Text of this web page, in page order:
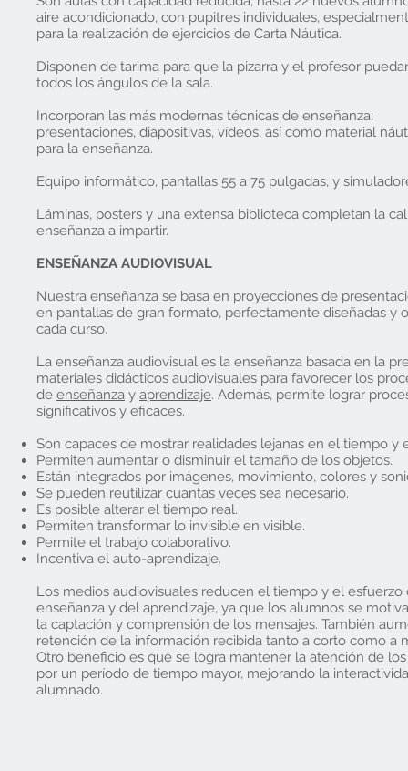
aire acondicionado, con pupitres individuales,
para la realización de ejercicios de Carta Náutica.
Disponen de tarima para que la pizarra y el profesor
todos los ángulos de la sala.
Incorporan las más modernas técnicas de enseñanza:
presentaciones, diapositivas, vídeos, así como material
para la enseñanza.
Equipo informático, pantallas 55 a 75 pulgadas, y
Láminas, posters y una extensa biblioteca completan la
enseñanza a impartir.
ENSEÑANZA AUDIOVISUAL
Nuestra enseñanza se basa en proyecciones de
en pantallas de gran formato, perfectamente diseñadas y
cada curso.
La enseñanza audiovisual es la enseñanza basada en la
materiales didácticos audiovisuales para favorecer los
de enseñanza y aprendizaje. Además, permite lograr
significativos y eficaces.
Son capaces de mostrar realidades lejanas en el tiempo y
Permiten aumentar o disminuir el tamaño de los objetos.
Están integrados por imágenes, movimiento, colores y
Se pueden reutilizar cuantas veces sea necesario.
Es posible alterar el tiempo real.
Permiten transformar lo invisible en visible.
Permite el trabajo colaborativo.
Incentiva el auto-aprendizaje.
Los medios audiovisuales reducen el tiempo y el esfuerzo
enseñanza y del aprendizaje, ya que los alumnos se
la captación y comprensión de los mensajes. También
retención de la información recibida tanto a corto como a
Otro beneficio es que se logra mantener la atención de
por un período de tiempo mayor, mejorando la
alumnado.